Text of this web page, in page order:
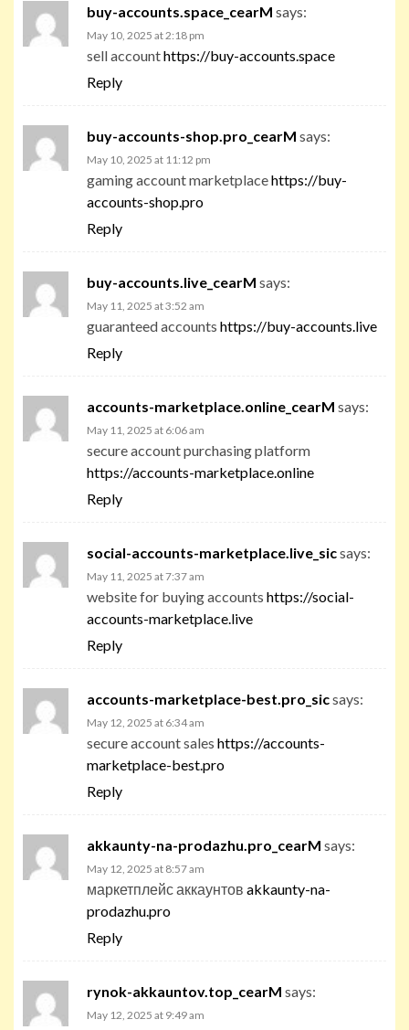
buy-accounts.space_cearM says:
May 10, 2025 at 2:18 pm
sell accounthttps://buy-accounts.space
Reply
buy-accounts-shop.pro_cearM says:
May 10, 2025 at 11:12 pm
gaming account marketplacehttps://buy-
accounts-shop.pro
Reply
buy-accounts.live_cearM says:
May 11, 2025 at 3:52 am
guaranteed accounts https://buy-accounts.live
Reply
accounts-marketplace.online_cearM says:
May 11, 2025 at 6:06 am
secure account purchasing platform
https://accounts-marketplace.online
Reply
social-accounts-marketplace.live_sicsays:
May 11, 2025 at 7:37 am
website for buying accounts https://social-
accounts-marketplace.live
Reply
accounts-marketplace-best.pro_sicsays:
May 12, 2025 at 6:34 am
secure account sales https://accounts-
marketplace-best.pro
Reply
akkaunty-na-prodazhu.pro_cearM says:
May 12, 2025 at 8:57 am
маркетплейс аккаунтов akkaunty-na-
prodazhu.pro
Reply
rynok-akkauntov.top_cearM says:
May 12, 2025 at 9:49 am